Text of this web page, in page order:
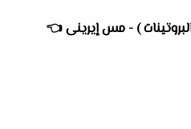
) - مس إيرينى👈